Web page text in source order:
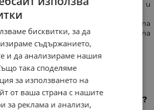
циркулацията на кръвта и
Включената чанта
и пренасянето на комплекта
Произведен от
материали и сертифициран с
осигурява безопасност и
използването на килимчето?
бисквитки, за да
съдържанието,
и да анализираме нашия
така споделяме
за използването на
от ваша страна с нашите
за реклама и анализи,